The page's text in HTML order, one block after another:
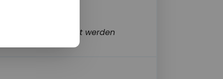
einzeln gebucht werden